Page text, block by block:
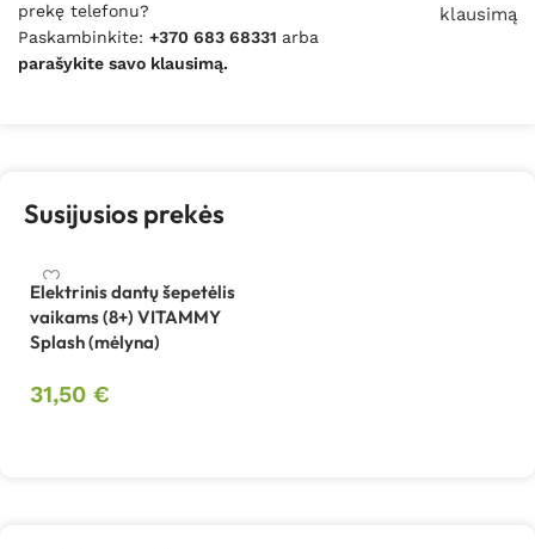
prekę telefonu?
Paskambinkite: +370 683 68331 arba
parašykite savo klausimą.
klausimą
Susijusios prekės
Elektrinis dantų šepetėlis
vaikams (8+) VITAMMY
Splash (mėlyna)
31,50 €